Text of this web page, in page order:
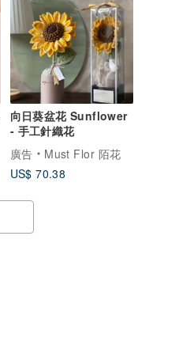
向日葵盆花 Sunflower
- 手工針織花
廣告
Must Flor 陌花
US$ 70.38